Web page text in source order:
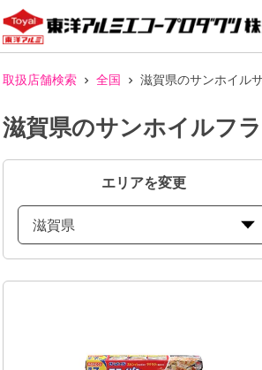
取扱店舗検索 全国 滋賀県のサンホイル
滋賀県のサンホイルフ
エリアを変更
滋賀県